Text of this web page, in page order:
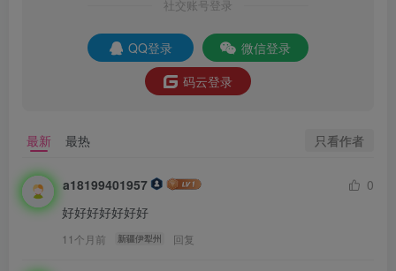
社交账号登录
QQ登录
微信登录
码云登录
最新 最热 只看作者
a18199401957
0
好好好好好好好
11个月前 新疆伊犁州 回复